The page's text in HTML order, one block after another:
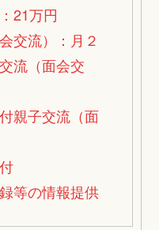
21万円
交流）：月２
流（面会交
親子交流（面
等の情報提供